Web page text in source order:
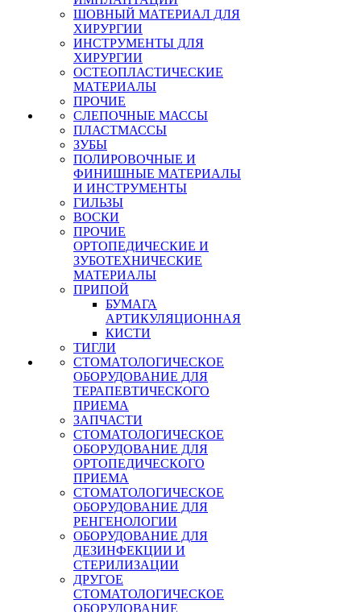
ШОВНЫЙ МАТЕРИАЛ ДЛЯ
ХИРУРГИИ
ИНСТРУМЕНТЫ ДЛЯ
ХИРУРГИИ
ОСТЕОПЛАСТИЧЕСКИЕ
МАТЕРИАЛЫ
ПРОЧИЕ
СЛЕПОЧНЫЕ МАССЫ
ПЛАСТМАССЫ
ЗУБЫ
ПОЛИРОВОЧНЫЕ И
ФИНИШНЫЕ МАТЕРИАЛЫ
И ИНСТРУМЕНТЫ
ГИЛЬЗЫ
ВОСКИ
ПРОЧИЕ
ОРТОПЕДИЧЕСКИЕ И
ЗУБОТЕХНИЧЕСКИЕ
МАТЕРИАЛЫ
ПРИПОЙ
БУМАГА
АРТИКУЛЯЦИОННАЯ
КИСТИ
ТИГЛИ
СТОМАТОЛОГИЧЕСКОЕ
ОБОРУДОВАНИЕ ДЛЯ
ТЕРАПЕВТИЧЕСКОГО
ПРИЕМА
ЗАПЧАСТИ
СТОМАТОЛОГИЧЕСКОЕ
ОБОРУДОВАНИЕ ДЛЯ
ОРТОПЕДИЧЕСКОГО
ПРИЕМА
СТОМАТОЛОГИЧЕСКОЕ
ОБОРУДОВАНИЕ ДЛЯ
РЕНГЕНОЛОГИИ
ОБОРУДОВАНИЕ ДЛЯ
ДЕЗИНФЕКЦИИ И
СТЕРИЛИЗАЦИИ
ДРУГОЕ
СТОМАТОЛОГИЧЕСКОЕ
ОБОРУДОВАНИЕ